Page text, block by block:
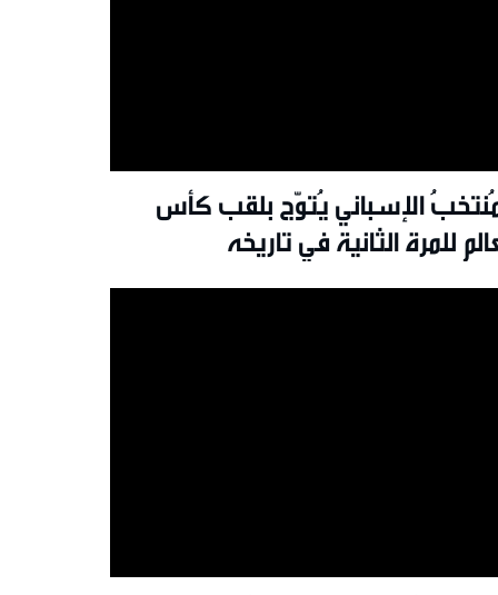
الإسباني يُتوّج بلقب كأس
للمرة الثانية في تاريخه